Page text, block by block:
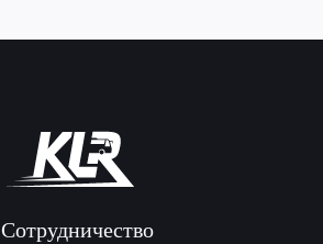
Сотрудничество